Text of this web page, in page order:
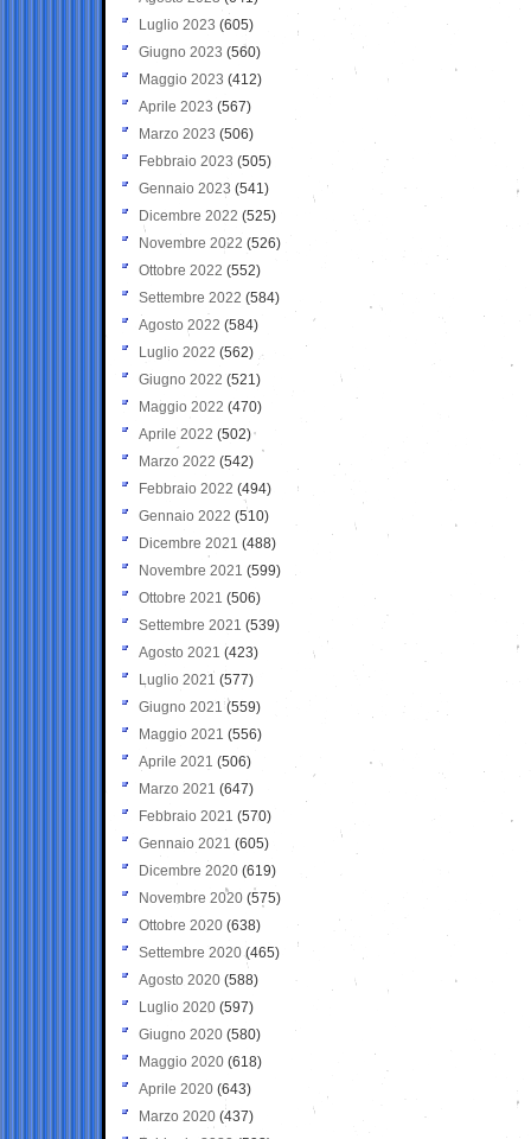
Luglio 2023 (605)
Giugno 2023 (560)
Maggio 2023 (412)
Aprile 2023 (567)
Marzo 2023 (506)
Febbraio 2023 (505)
Gennaio 2023 (541)
Dicembre 2022 (525)
Novembre 2022 (526)
Ottobre 2022 (552)
Settembre 2022 (584)
Agosto 2022 (584)
Luglio 2022 (562)
Giugno 2022 (521)
Maggio 2022 (470)
Aprile 2022 (502)
Marzo 2022 (542)
Febbraio 2022 (494)
Gennaio 2022 (510)
Dicembre 2021 (488)
Novembre 2021 (599)
Ottobre 2021 (506)
Settembre 2021 (539)
Agosto 2021 (423)
Luglio 2021 (577)
Giugno 2021(559)
Maggio 2021 (556)
Aprile 2021 (506)
Marzo 2021 (647)
Febbraio 2021 (570)
Gennaio 2021 (605)
Dicembre 2020 (619)
Novembre 2020 (575)
Ottobre 2020 (638)
Settembre 2020(465)
Agosto 2020 (588)
Luglio 2020 (597)
Giugno 2020 (580)
Maggio 2020 (618)
Aprile 2020 (643)
Marzo 2020 (437)